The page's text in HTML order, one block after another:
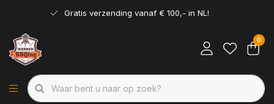
Gratis verzending vanaf € 100,- in NL!
0